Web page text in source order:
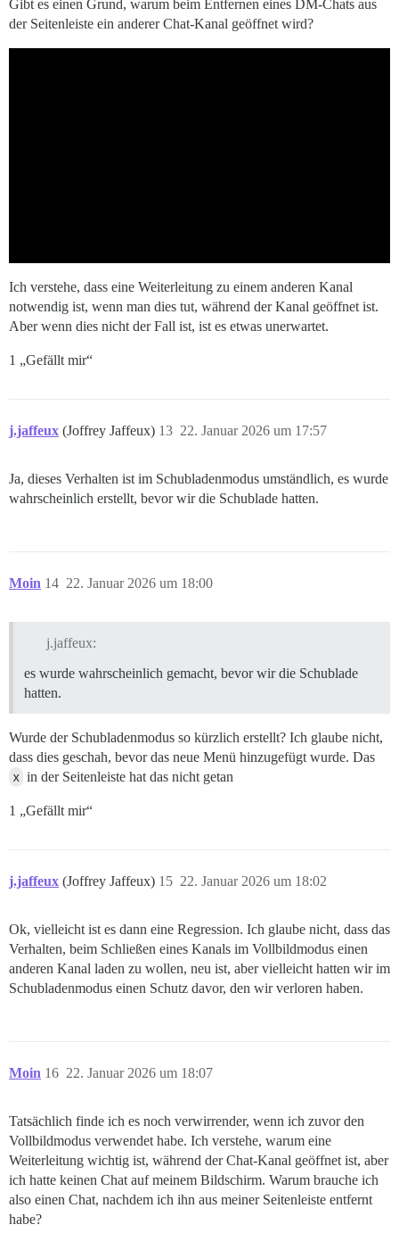
Gibt es einen Grund, warum beim Entfernen eines DM-Chats aus
der Seitenleiste ein anderer Chat-Kanal geöffnet wird?
Ich verstehe, dass eine Weiterleitung zu einem anderen Kanal
notwendig ist, wenn man dies tut, während der Kanal geöffnet ist.
Aber wenn dies nicht der Fall ist, ist es etwas unerwartet.
1 „Gefällt mir“
j.jaffeux (Joffrey Jaffeux) 22. Januar 2026 um 17:57
13
Ja, dieses Verhalten ist im Schubladenmodus umständlich, es wurde
wahrscheinlich erstellt, bevor wir die Schublade hatten.
Moin 22. Januar 2026 um 18:00
14
j.jaffeux:
es wurde wahrscheinlich gemacht, bevor wir die Schublade
hatten.
Wurde der Schubladenmodus so kürzlich erstellt? Ich glaube nicht,
dass dies geschah, bevor das neue Menü hinzugefügt wurde. Das
x in der Seitenleiste hat das nicht getan
1 „Gefällt mir“
j.jaffeux (Joffrey Jaffeux) 22. Januar 2026 um 18:02
15
Ok, vielleicht ist es dann eine Regression. Ich glaube nicht, dass das
Verhalten, beim Schließen eines Kanals im Vollbildmodus einen
anderen Kanal laden zu wollen, neu ist, aber vielleicht hatten wir im
Schubladenmodus einen Schutz davor, den wir verloren haben.
Moin 22. Januar 2026 um 18:07
16
Tatsächlich finde ich es noch verwirrender, wenn ich zuvor den
Vollbildmodus verwendet habe. Ich verstehe, warum eine
Weiterleitung wichtig ist, während der Chat-Kanal geöffnet ist, aber
ich hatte keinen Chat auf meinem Bildschirm. Warum brauche ich
also einen Chat, nachdem ich ihn aus meiner Seitenleiste entfernt
habe?